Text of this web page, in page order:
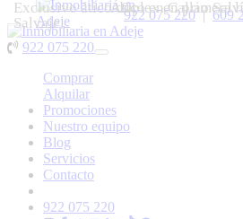
609
922 075 220|
922 075 220
Toggle
Comprar
Alquilar
Promociones
Nuestro equipo
Blog
Servicios
Contacto
922 075 220
Exclusivo ático dúplex en primera
Salvaje
Ático en Callao